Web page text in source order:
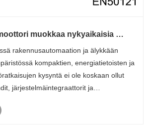
muokkaa nykyaikaisia
rakennusautomaation ja älykkään
kompaktien, energiatietoisten ja
kysyntä ei ole koskaan ollut
järjestelmäintegraattorit ja